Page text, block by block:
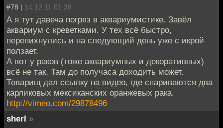
#78 | 14.12.11 01:38
А я тут давеча погряз в аквариумистике. Завёл
аквариум с креветками. У тех всё быстро,
перепихнулись и на следующий день уже с икрой
ползает.
А вот у раков (тоже аквариумных и декоративных)
всё не так. Там до получаса доходить может.
Товарищ дал ссылку на видео, где спариваются два
карликовых мексиканских оранжевых рака.
http://vimeo.com/29878496
sherl »